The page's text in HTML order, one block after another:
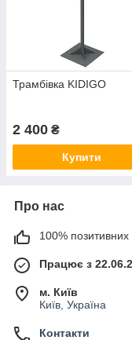
Трамбівка KIDIGO
2 400 ₴
Купити
Про нас
100% позитивних
Працює з
м. Київ
Київ, Україна
Контакти